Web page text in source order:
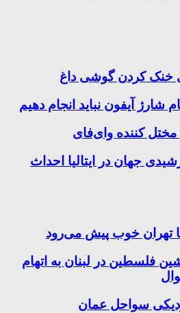
خنک کردن گوشی داغ
شارژ آیفون نباید انجام دهیم
کننده وای‌فای
جهان در ایتالیا احداث
تهران خوب پیش می‌رود
فلسطین در لبنان به اتهام
سواحل عمان